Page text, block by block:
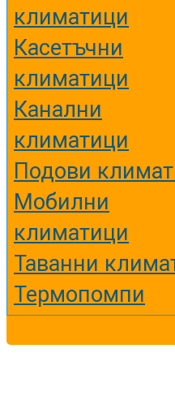
климатици
Касетъчни
климатици
Канални
климатици
Подови
Мобилни
климатици
Таванни
Термопомпи